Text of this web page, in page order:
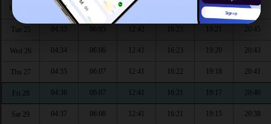
Mon 24 04:31 06:04 12:42 19:22 20:46
Tue 25 04:33 06:05 12:42 16:23 19:21 20:45
Wed 26 04:34 06:06 12:41 16:23 19:20 20:43
Thu 27 04:35 06:07 12:41 16:22 19:18 20:41
Fri 28 04:36 06:07 12:41 16:21 19:17 20:40
Sat 29 04:37 06:08 12:41 16:21 19:15 20:38